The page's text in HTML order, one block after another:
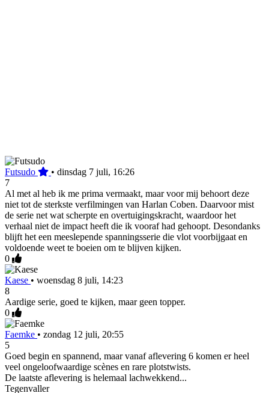
Futsudo • dinsdag 7 juli, 16:26
7
Al met al heb ik me prima vermaakt, maar voor mij behoort deze
niet tot de sterkste verfilmingen van Harlan Coben. Daarvoor mist
de serie net wat scherpte en overtuigingskracht, waardoor het
verhaal niet de impact heeft die ik vooraf had gehoopt. Desondanks
blijft het een meeslepende spanningsserie die vlot voorbijgaat en
voldoende weet te boeien om te blijven kijken.
0
Kaese • woensdag 8 juli, 14:23
8
Aardige serie, goed te kijken, maar geen topper.
0
Faemke • zondag 12 juli, 20:55
5
Goed begin en spannend, maar vanaf aflevering 6 komen er heel
veel ongeloofwaardige scènes en rare plotstwists.
De laatste aflevering is helemaal lachwekkend...
Tegenvaller